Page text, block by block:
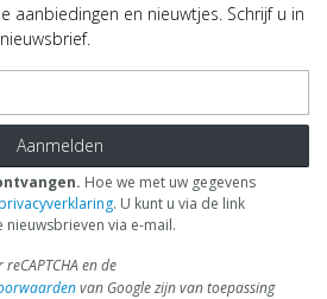
aanbiedingen en nieuwtjes. Schrijf u in
Aanmelden
Hoe we met uw gegevens
. U kunt u via de link
via e-mail.
en de
van Google zijn van toepassing